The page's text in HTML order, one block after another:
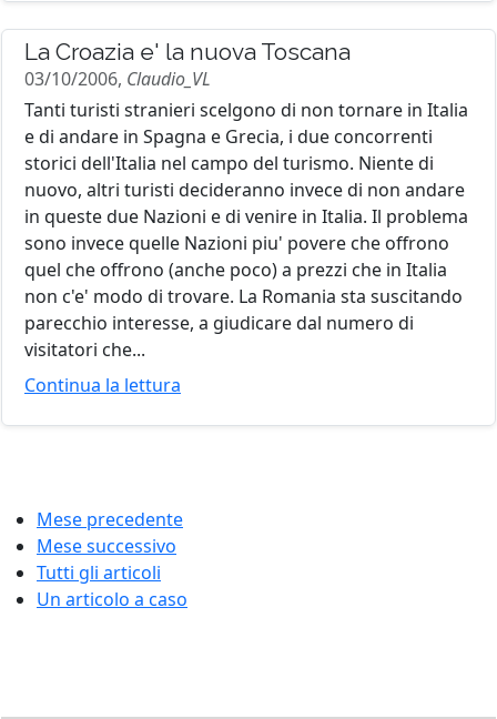
La Croazia e' la nuova Toscana
03/10/2006, Claudio_VL
Tanti turisti stranieri scelgono di non tornare in Italia
e di andare in Spagna e Grecia, i due concorrenti
storici dell'Italia nel campo del turismo. Niente di
nuovo, altri turisti decideranno invece di non andare
in queste due Nazioni e di venire in Italia. Il problema
sono invece quelle Nazioni piu' povere che offrono
quel che offrono (anche poco) a prezzi che in Italia
non c'e' modo di trovare. La Romania sta suscitando
parecchio interesse, a giudicare dal numero di
visitatori che...
Continua la lettura
Mese precedente
Mese successivo
Tutti gli articoli
Un articolo a caso